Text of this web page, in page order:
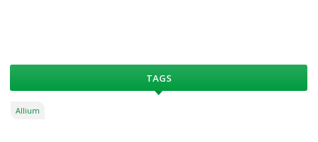
TAGS
Allium